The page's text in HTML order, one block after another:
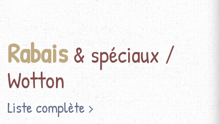
Rabais& spéciaux /
Wotton
Liste complète